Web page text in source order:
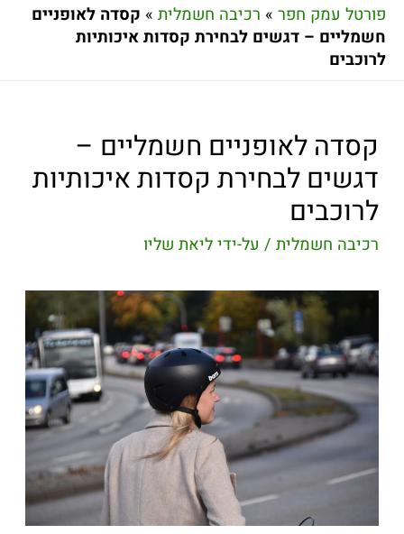
פורטל עמק חפר » רכיבה חשמלית » קסדה לאופניים
חשמליים – דגשים לבחירת קסדות איכותיות
לרוכבים
קסדה לאופניים חשמליים –
דגשים לבחירת קסדות איכותיות
לרוכבים
רכיבה חשמלית / על-ידיליאת שליו